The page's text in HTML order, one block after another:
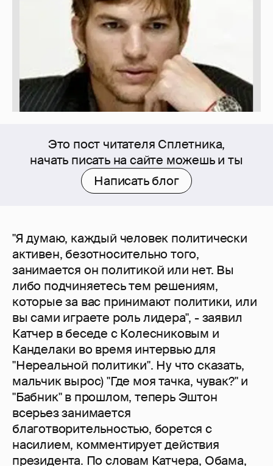
Это пост читателя Сплетника,
начать писать на сайте можешь и ты
Написать блог
"Я думаю, каждый человек политически
активен, безотносительно того,
занимается он политикой или нет. Вы
либо подчиняетесь тем решениям,
которые за вас принимают политики, или
вы сами играете роль лидера", - заявил
Катчер в беседе с Колесниковым и
Канделаки во время интервью для
"Нереальной политики". Ну что сказать,
мальчик вырос) "Где моя тачка, чувак?" и
"Бабник" в прошлом, теперь Эштон
всерьез занимается
благотворительностью, борется с
насилием, комментирует действия
президента. По словам Катчера, Обама,